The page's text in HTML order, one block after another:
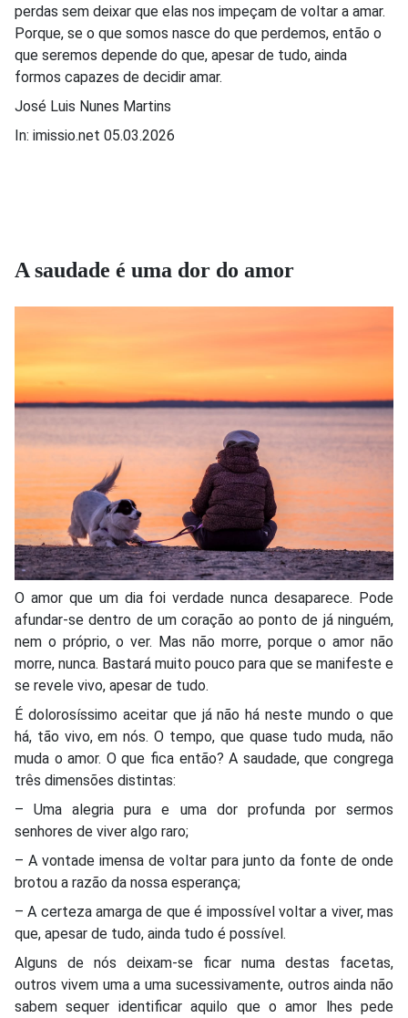
perdas sem deixar que elas nos impeçam de voltar a amar.
Porque, se o que somos nasce do que perdemos, então o
que seremos depende do que, apesar de tudo, ainda
formos capazes de decidir amar.
José Luis Nunes Martins
In: imissio.net 05.03.2026
A saudade é uma dor do amor
O amor que um dia foi verdade nunca desaparece. Pode
afundar-se dentro de um coração ao ponto de já ninguém,
nem o próprio, o ver. Mas não morre, porque o amor não
morre, nunca. Bastará muito pouco para que se manifeste e
se revele vivo, apesar de tudo.
É dolorosíssimo aceitar que já não há neste mundo o que
há, tão vivo, em nós. O tempo, que quase tudo muda, não
muda o amor. O que fica então? A saudade, que congrega
três dimensões distintas:
– Uma alegria pura e uma dor profunda por sermos
senhores de viver algo raro;
– A vontade imensa de voltar para junto da fonte de onde
brotou a razão da nossa esperança;
– A certeza amarga de que é impossível voltar a viver, mas
que, apesar de tudo, ainda tudo é possível.
Alguns de nós deixam-se ficar numa destas facetas,
outros vivem uma a uma sucessivamente, outros ainda não
sabem sequer identificar aquilo que o amor lhes pede